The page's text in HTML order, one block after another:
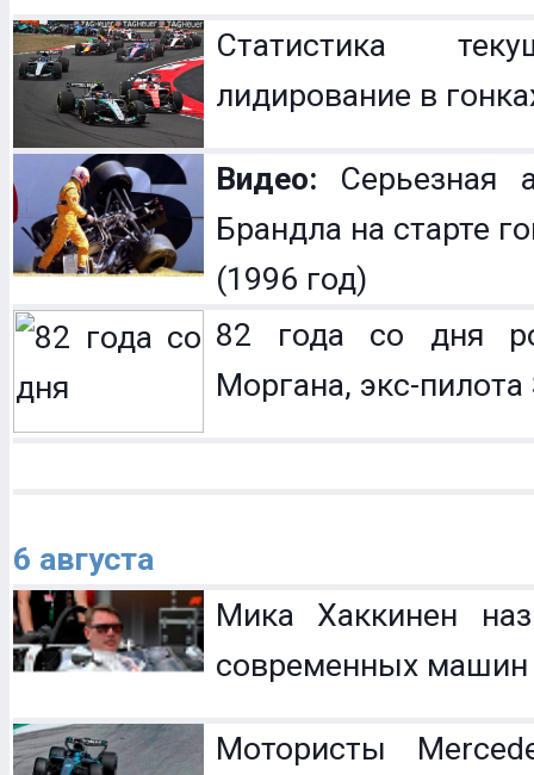
Статистика
лидирование в
Видео: Серьезная
Брандла на старте
(1996 год)
82 года со дня
Моргана, экс-пилота
6 августа
Мика Хаккинен
современных
Мотористы